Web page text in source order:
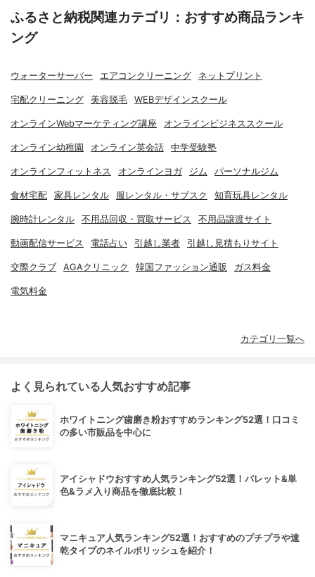
ふるさと納税関連カテゴリ：おすすめ商品ランキ
ング
ウォーターサーバー エアコンクリーニング ネットプリント
宅配クリーニング 美容脱毛 WEBデザインスクール
オンラインWebマーケティング講座 オンラインビジネススクール
オンライン幼稚園 オンライン英会話 中学受験塾
オンラインフィットネス オンラインヨガ ジム パーソナルジム
食材宅配 家具レンタル 服レンタル・サブスク 知育玩具レンタル
腕時計レンタル 不用品回収・買取サービス 不用品譲渡サイト
動画配信サービス 電話占い 引越し業者 引越し見積もりサイト
交際クラブ AGAクリニック 韓国ファッション通販 ガス料金
電気料金
カテゴリ一覧へ
よく見られている人気おすすめ記事
ホワイトニング歯磨き粉おすすめランキング52選！口コミ
の多い市販品を中心に
アイシャドウおすすめ人気ランキング52選！パレット&単
色&ラメ入り商品を徹底比較！
マニキュア人気ランキング52選！おすすめのプチプラや速
乾タイプのネイルポリッシュを紹介！